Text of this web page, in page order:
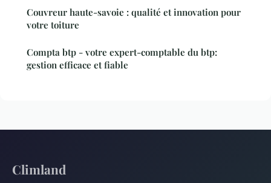
Couvreur haute-savoie : qualité et innovation pour
votre toiture
Compta btp - votre expert-comptable du btp:
gestion efficace et fiable
Climland